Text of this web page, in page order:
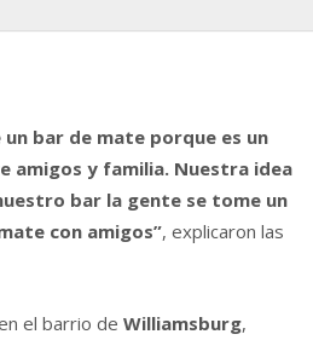
bar de mate porque es un
amigos y familia. Nuestra idea
bar la gente se tome un
con amigos”, explicaron las
el barrio deWilliamsburg,